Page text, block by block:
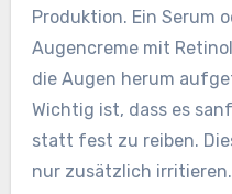
Produktion. Ein Serum
Augencreme mit
die Augen herum
Wichtig ist, dass es
statt fest zu reiben.
nur zusätzlich